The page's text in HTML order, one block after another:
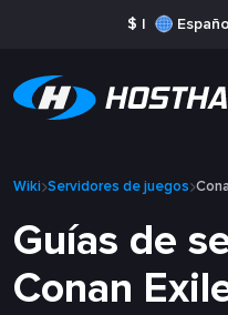
$ |
Wiki Servidores de juegos
Guías de
Conan